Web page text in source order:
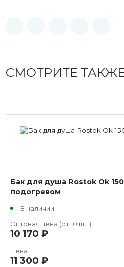
СМОТРИТЕ
Бак для душа Rostok Ok
подогревом
В наличии
Оптовая цена (от 10 шт.):
10 170
Цена:
11 300